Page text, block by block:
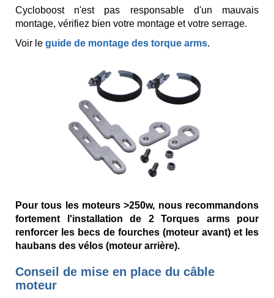
Cycloboost n'est pas responsable d'un mauvais
montage, vérifiez bien votre montage et votre serrage.
Voir le guide de montage des torque arms.
Pour tous les moteurs >250w, nous recommandons
fortement l'installation de 2 Torques arms pour
renforcer les becs de fourches (moteur avant) et les
haubans des vélos (moteur arrière).
Conseil de mise en place du câble
moteur